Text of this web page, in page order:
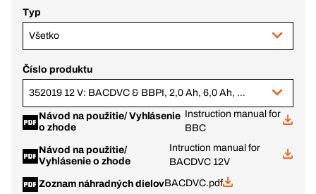
Typ
Všetko
Číslo produktu
352019 12 V: BACDVC & BBPI, 2,0 Ah, 6,0 Ah, BC+ v.1 (343770 + 343782)
Návod na použitie/ Vyhlásenie
o zhode
Instruction manual for
BBC
Návod na použitie/
Vyhlásenie o zhode
Intruction manual for
BACDVC 12V
Zoznam náhradných dielovBACDVC.pdf